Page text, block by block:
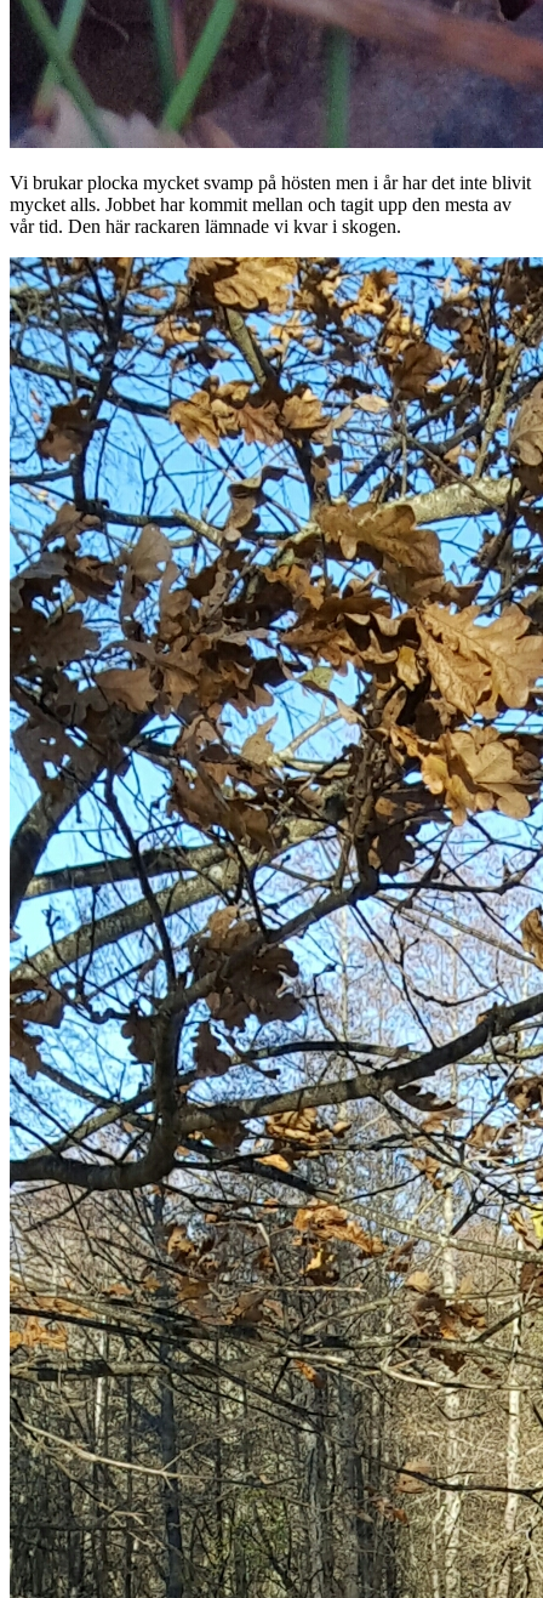
Vi brukar plocka mycket svamp på hösten men i år har det inte blivit
mycket alls. Jobbet har kommit mellan och tagit upp den mesta av
vår tid. Den här rackaren lämnade vi kvar i skogen.